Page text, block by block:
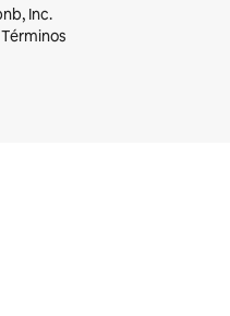
Inc.
Términos